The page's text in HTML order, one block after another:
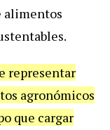
alimentos
representar
agronómicos
que cargar